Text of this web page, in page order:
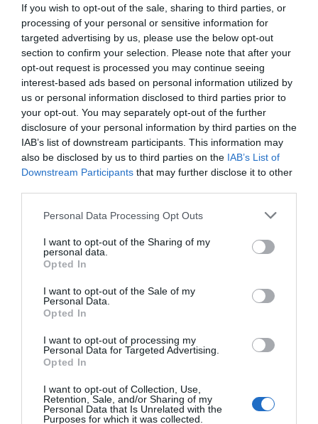
If you wish to opt-out of the sale, sharing to third parties, or
processing of your personal or sensitive information for
targeted advertising by us, please use the below opt-out
section to confirm your selection. Please note that after your
opt-out request is processed you may continue seeing
interest-based ads based on personal information utilized by
us or personal information disclosed to third parties prior to
your opt-out. You may separately opt-out of the further
disclosure of your personal information by third parties on the
IAB’s list of downstream participants. This information may
also be disclosed by us to third parties on the IAB’s List of
Downstream Participants that may further disclose it to other
Personal Data Processing Opt Outs
I want to opt-out of the Sharing of my
personal data.
Opted In
I want to opt-out of the Sale of my
Personal Data.
Opted In
I want to opt-out of processing my
Personal Data for Targeted Advertising.
Opted In
I want to opt-out of Collection, Use,
Retention, Sale, and/or Sharing of my
Personal Data that Is Unrelated with the
Purposes for which it was collected.
destina a l’exportació. Representa
aproximadament 265.000 tones i té un valor de
558 milions d’euros. Es busca molt a Alemanya i
França, tots dos països aglutinen el 50% de les
compres, seguits del Regne Unit i Itàlia, que
plegats sumen prop d’un 18%.
La venda exterior de
maduixa i maduixot
espanyol genera 558 milions
d’euros
En el mercat internacional, Huelva continua sent
el líder, mentre que la fruita catalana té una quota
molt petita. La regió andalusa és líder en
cada cop té més competidors, sobretot del
Marroc.
Com que es tracta d’un fruit delicat, catalogar